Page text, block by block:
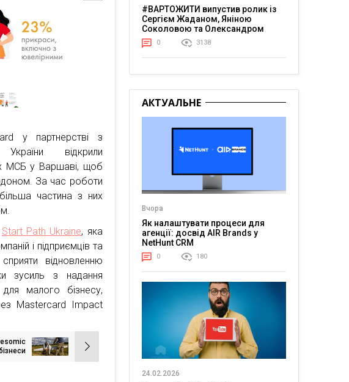
у партнерстві з
відкрили
МСБ у Варшаві, щоб
За час роботи
частина з них
Start Path Ukraine, яка
і підприємців та
відновленню
зусиль з надання
малого бізнесу,
Mastercard Impact
#ВАРТОЖИТИ випустив ролик із
Сергієм Жаданом, Яніною
Соколовою та Олександром
Тереном про життя в постійній
напрузі
0 3138
АКТУАЛЬНЕ
Вчора
Як налаштувати процеси для
агенції: досвід AIR Brands у
NetHunt CRM
0 180
24.02.2026